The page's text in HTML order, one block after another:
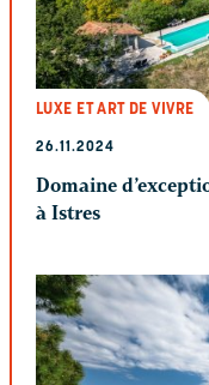
LUXE ET ART DE VIVRE
26.11.2024
Domaine
à Istres